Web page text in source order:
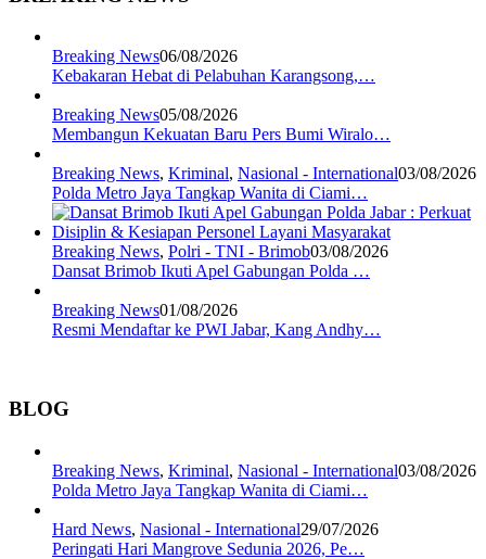
Breaking News06/08/2026
Kebakaran Hebat di Pelabuhan Karangsong,…
Breaking News05/08/2026
Membangun Kekuatan Baru Pers Bumi Wiralo…
Breaking News, Kriminal, Nasional - International03/08/2026
Polda Metro Jaya Tangkap Wanita di Ciami…
Breaking News, Polri - TNI - Brimob03/08/2026
Dansat Brimob Ikuti Apel Gabungan Polda …
Breaking News01/08/2026
Resmi Mendaftar ke PWI Jabar, Kang Andhy…
BLOG
Breaking News, Kriminal, Nasional - International03/08/2026
Polda Metro Jaya Tangkap Wanita di Ciami…
Hard News, Nasional - International29/07/2026
Peringati Hari Mangrove Sedunia 2026, Pe…